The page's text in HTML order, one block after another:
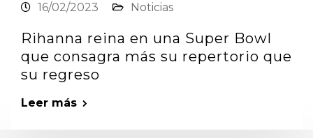
16/02/2023 Noticias
Rihanna reina en una Super Bowl
que consagra más su repertorio que
su regreso
Leer más